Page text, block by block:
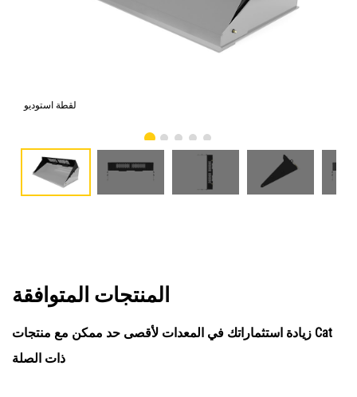
لقطة استوديو
المنتجات المتوافقة
زيادة استثماراتك في المعدات لأقصى حد ممكن مع منتجات Cat
ذات الصلة